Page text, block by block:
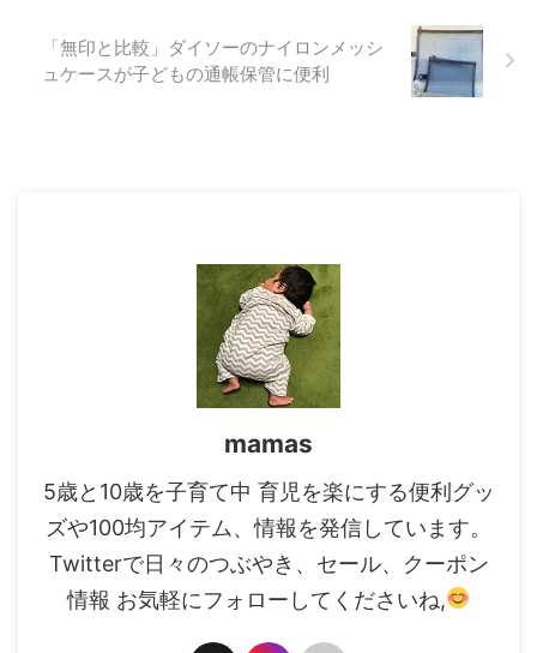
「無印と比較」ダイソーのナイロンメッシ
ュケースが子どもの通帳保管に便利
mamas
5歳と10歳を子育て中 育児を楽にする便利グッ
ズや100均アイテム、情報を発信しています。
Twitterで日々のつぶやき、セール、クーポン
情報 お気軽にフォローしてくださいね,